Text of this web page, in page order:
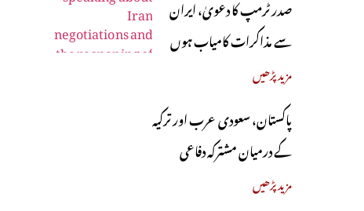
صدر ٹرمپ کا دعویٰ، ایران
سے مذاکرات کامیاب ہوں
گے، آبنائے ہرمز جلد کھل
جائے گی
مزید پڑھیں
پاکستان، سعودی عرب اور ترکیہ
کے درمیان مشترکہ دفاعی
معاہدہ آج متوقع
مزید پڑھیں